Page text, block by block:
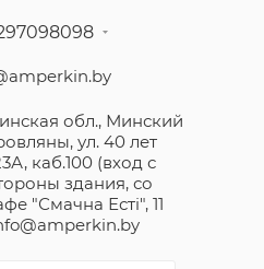
обл., Минский
ул. 40 лет
каб.100 (вход с
здания, со
"Смачна Естi", 11